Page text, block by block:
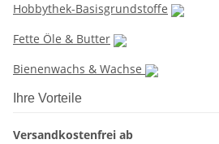
Hobbythek-Basisgrundstoffe
Fette Öle & Butter
Bienenwachs & Wachse
Ihre Vorteile
Versandkostenfrei ab